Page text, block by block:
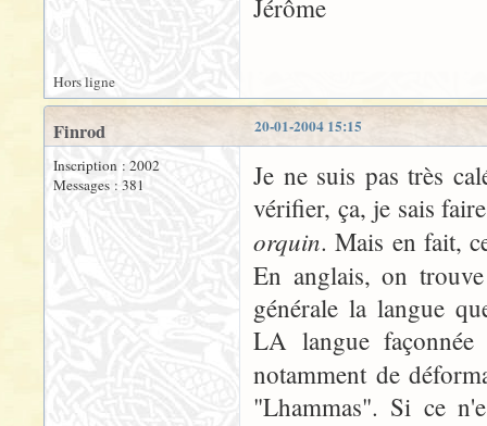
Jérôme
Hors ligne
20-01-2004 15:15
Finrod
Inscription : 2002
Messages : 381
Je ne suis pas très
vérifier, ça, je sais
orquin. Mais en fait,
En anglais, on
générale la langue
LA langue
notamment de
"Lhammas". Si ce